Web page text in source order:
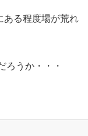
ある程度場が荒れ
ろうか・・・